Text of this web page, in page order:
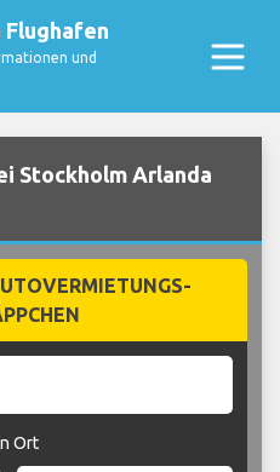
Flughafen
und
Stockholm Arlanda
Ort